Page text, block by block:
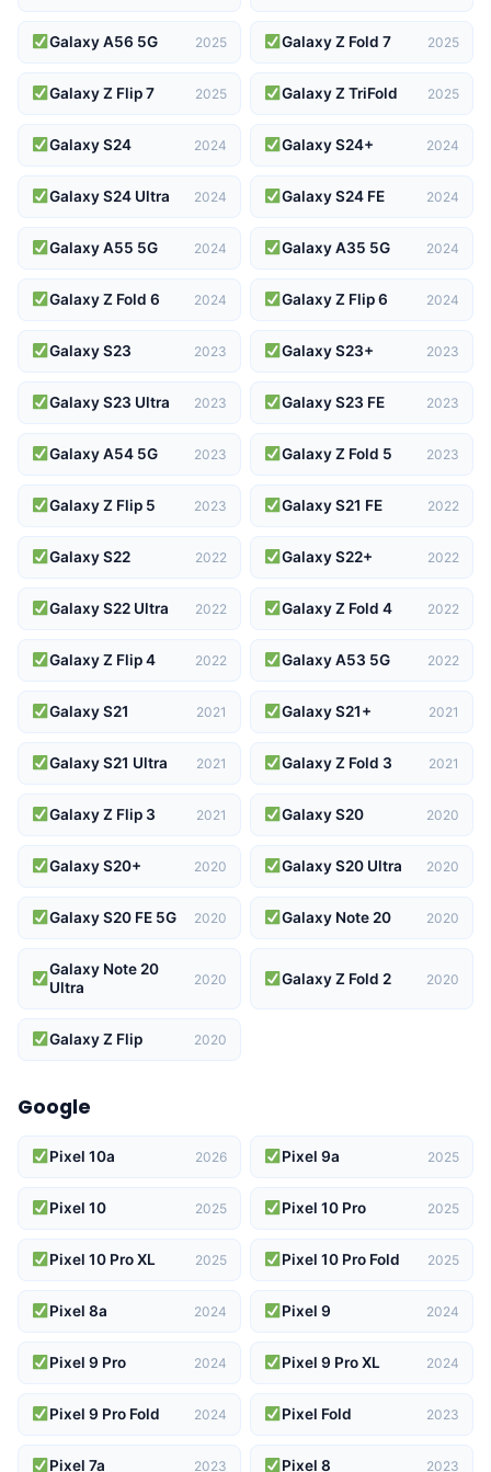
Galaxy A56 5G 2025 Galaxy Z Fold 7 2025
Galaxy Z Flip 7 2025 Galaxy Z TriFold 2025
Galaxy S24 2024 Galaxy S24+ 2024
Galaxy S24 Ultra 2024 Galaxy S24 FE 2024
Galaxy A55 5G 2024 Galaxy A35 5G 2024
Galaxy Z Fold 6 2024 Galaxy Z Flip 6 2024
Galaxy S23 2023 Galaxy S23+ 2023
Galaxy S23 Ultra 2023 Galaxy S23 FE 2023
Galaxy A54 5G 2023 Galaxy Z Fold 5 2023
Galaxy Z Flip 5 2023 Galaxy S21 FE 2022
Galaxy S22 2022 Galaxy S22+ 2022
Galaxy S22 Ultra 2022 Galaxy Z Fold 4 2022
Galaxy Z Flip 4 2022 Galaxy A53 5G 2022
Galaxy S21 2021 Galaxy S21+ 2021
Galaxy S21 Ultra 2021 Galaxy Z Fold 3 2021
Galaxy Z Flip 3 2021 Galaxy S20 2020
Galaxy S20+ 2020 Galaxy S20 Ultra 2020
Galaxy S20 FE 5G 2020 Galaxy Note 20 2020
Galaxy Note 20
Ultra
2020 Galaxy Z Fold 2 2020
Galaxy Z Flip 2020
Google
Pixel 10a 2026 Pixel 9a 2025
Pixel 10 2025 Pixel 10 Pro 2025
Pixel 10 Pro XL 2025 Pixel 10 Pro Fold 2025
Pixel 8a 2024 Pixel 9 2024
Pixel 9 Pro 2024 Pixel 9 Pro XL 2024
Pixel 9 Pro Fold 2024 Pixel Fold 2023
Pixel 7a 2023 Pixel 8 2023